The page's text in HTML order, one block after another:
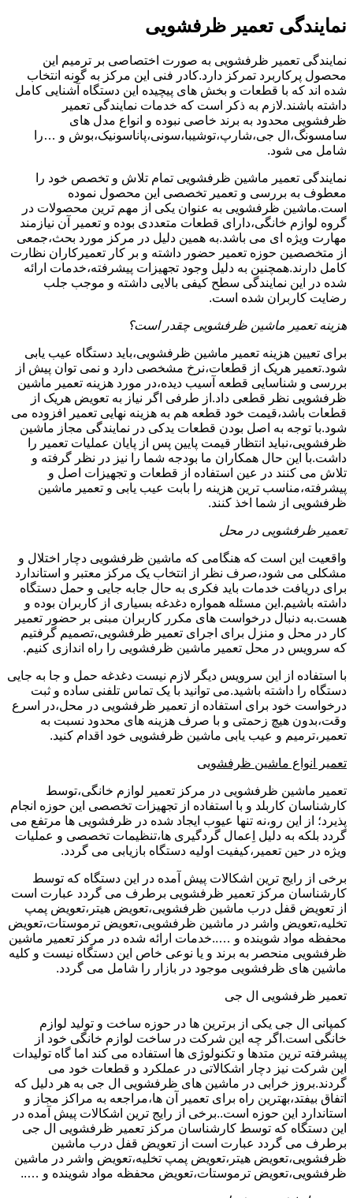
نمایندگی تعمیر ظرفشویی
نمایندگی تعمیر ظرفشویی به صورت اختصاصی بر ترمیم این
محصول پرکاربرد تمرکز دارد.کادر فنی این مرکز به گونه انتخاب
شده اند که با قطعات و بخش های پیچیده این دستگاه آشنایی کامل
داشته باشند.لازم به ذکر است که خدمات نمایندگی تعمیر
ظرفشویی محدود به برند خاصی نبوده و انواع مدل های
سامسونگ،ال جی،شارپ،توشیبا،سونی،پاناسونیک،بوش و …را
شامل می شود.
نمایندگی تعمیر ماشین ظرفشویی تمام تلاش و تخصص خود را
معطوف به بررسی و تعمیر تخصصی این محصول نموده
است.ماشین ظرفشویی به عنوان یکی از مهم ترین محصولات در
گروه لوازم خانگی،دارای قطعات متعددی بوده و تعمیر آن نیازمند
مهارت ویژه ای می باشد.به همین دلیل در مرکز مورد بحث،جمعی
از متخصصین حوزه تعمیر حضور داشته و بر کار تعمیرکاران نظارت
کامل دارند.همچنین به دلیل وجود تجهیزات پیشرفته،خدمات ارائه
شده در این نمایندگی سطح کیفی بالایی داشته و موجب جلب
رضایت کاربران شده است.
هزینه تعمیر ماشین ظرفشویی چقدر است؟
برای تعیین هزینه تعمیر ماشین ظرفشویی،باید دستگاه عیب یابی
شود.تعمیر هریک از قطعات،نرخ مشخصی دارد و نمی توان پیش از
بررسی و شناسایی قطعه آسیب دیده،در مورد هزینه تعمیر ماشین
ظرفشویی نظر قطعی داد.از طرفی اگر نیاز به تعویض هریک از
قطعات باشد،قیمت خود قطعه هم به هزینه نهایی تعمیر افزوده می
شود.با توجه به اصل بودن قطعات یدکی در نمایندگی مجاز ماشین
ظرفشویی،نباید انتظار قیمت پایین پس از پایان عملیات تعمیر را
داشت.با این حال همکاران ما بودجه شما را نیز در نظر گرفته و
تلاش می کنند در عین استفاده از قطعات و تجهیزات اصل و
پیشرفته،مناسب ترین هزینه را بابت عیب یابی و تعمیر ماشین
ظرفشویی از شما اخذ کنند.
تعمیر ظرفشویی در محل
واقعیت این است که هنگامی که ماشین ظرفشویی دچار اختلال و
مشکلی می شود،صرف نظر از انتخاب یک مرکز معتبر و استاندارد
برای دریافت خدمات باید فکری به حال جابه جایی و حمل دستگاه
داشته باشیم.این مسئله همواره دغدغه بسیاری از کاربران بوده و
هست.به دنبال درخواست های مکرر کاربران مبنی بر حضور تعمیر
کار در محل و منزل برای اجرای تعمیر ظرفشویی،تصمیم گرفتیم
که سرویس در محل تعمیر ماشین ظرفشویی را راه اندازی کنیم.
با استفاده از این سرویس دیگر لازم نیست دغدغه حمل و جا به جایی
دستگاه را داشته باشید.می توانید با یک تماس تلفنی ساده و ثبت
درخواست خود برای استفاده از تعمیر ظرفشویی در محل،در اسرع
وقت،بدون هیچ زحمتی و با صرف هزینه های محدود نسبت به
تعمیر،ترمیم و عیب یابی ماشین ظرفشویی خود اقدام کنید.
تعمیر انواع ماشین ظرفشویی
تعمیر ماشین ظرفشویی در مرکز تعمیر لوازم خانگی،توسط
کارشناسان کاربلد و با استفاده از تجهیزات تخصصی این حوزه انجام
پذیرد؛ از این رو،نه تنها عیوب ایجاد شده در ظرفشویی ها مرتفع می
گردد بلکه به دلیل اِعمال گردگیری ها،تنظیمات تخصصی و عملیات
ویژه در حین تعمیر،کیفیت اولیه دستگاه بازیابی می گردد.
برخی از رایج ترین اشکالات پیش آمده در این دستگاه که توسط
کارشناسان مرکز تعمیر ظرفشویی برطرف می گردد عبارت است
از تعویض قفل درب ماشین ظرفشویی،تعویض هیتر،تعویض پمپ
تخلیه،تعویض واشر در ماشین ظرفشویی،تعویض ترموستات،تعویض
محفظه مواد شوینده و …..خدمات ارائه شده در مرکز تعمیر ماشین
ظرفشویی منحصر به برند و یا نوعی خاص این دستگاه نیست و کلیه
ماشین های ظرفشویی موجود در بازار را شامل می گردد.
تعمیر ظرفشویی ال جی
کمپانی ال جی یکی از برترین ها در حوزه ساخت و تولید لوازم
خانگی است.اگر چه این شرکت در ساخت لوازم خانگی خود از
پیشرفته ترین متدها و تکنولوژی ها استفاده می کند اما گاه تولیدات
این شرکت نیز دچار اشکالاتی در عملکرد و قطعات خود می
گردند.بروز خرابی در ماشین های ظرفشویی ال جی به هر دلیل که
اتفاق بیفتد،بهترین راه برای تعمیر آن ها،مراجعه به مراکز مجاز و
استاندارد این حوزه است..برخی از رایج ترین اشکالات پیش آمده در
این دستگاه که توسط کارشناسان مرکز تعمیر ظرفشویی ال جی
برطرف می گردد عبارت است از تعویض قفل درب ماشین
ظرفشویی،تعویض هیتر،تعویض پمپ تخلیه،تعویض واشر در ماشین
ظرفشویی،تعویض ترموستات،تعویض محفظه مواد شوینده و …..